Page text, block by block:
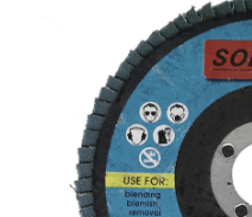
Herramientas
Hogar/ Cocina
Iluminación / Electricidad
Jardín/ Piscinas